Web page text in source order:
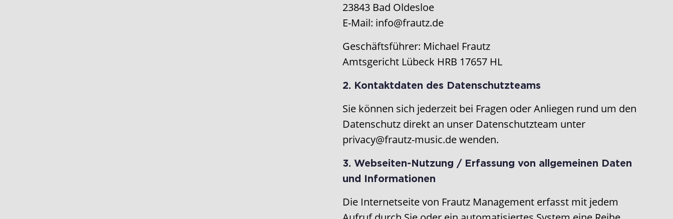
23843 Bad Oldesloe
E-Mail: info@frautz.de
Geschäftsführer: Michael Frautz
Amtsgericht Lübeck HRB 17657 HL
2. Kontaktdaten des Datenschutzteams
Sie können sich jederzeit bei Fragen oder Anliegen rund um den
Datenschutz direkt an unser Datenschutzteam unter
privacy@frautz-music.de wenden.
3. Webseiten-Nutzung / Erfassung von allgemeinen Daten
und Informationen
Die Internetseite von Frautz Management erfasst mit jedem